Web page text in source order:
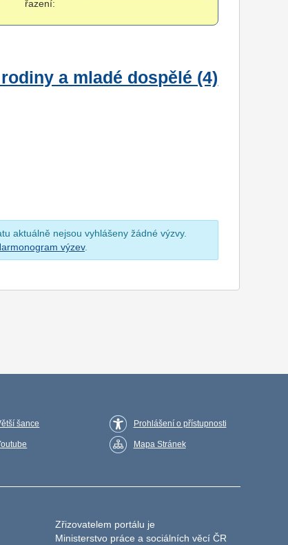
řazení:
a mladé dospělé (4)
aktuálně nejsou vyhlášeny žádné výzvy.
výzev.
šance Prohlášení o přístupnosti
Mapa Stránek
Zřizovatelem portálu je
Ministerstvo práce a sociálních věcí ČR